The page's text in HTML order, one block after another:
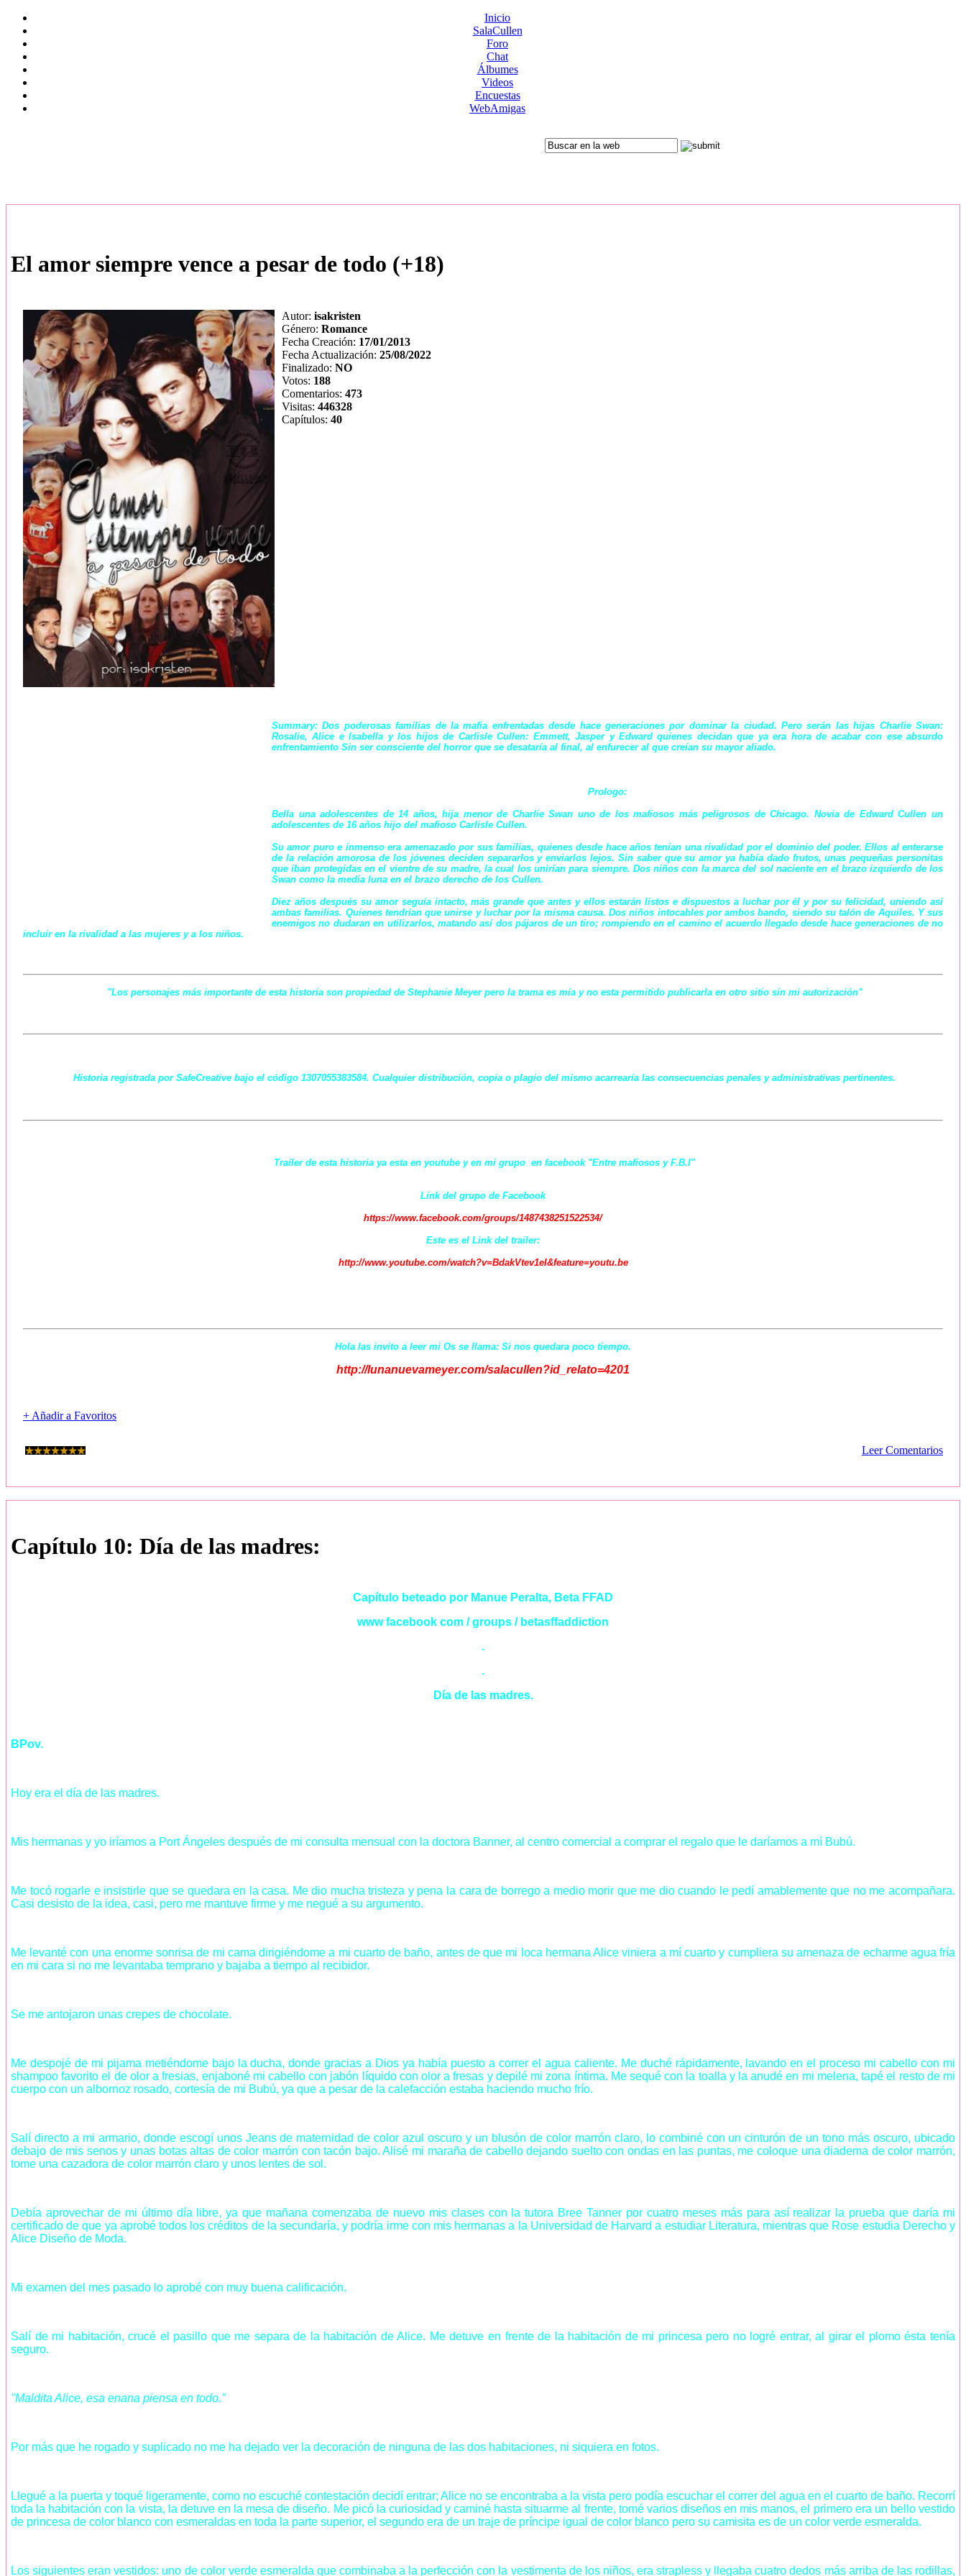
Inicio
SalaCullen
Foro
Chat
Álbumes
Videos
Encuestas
WebAmigas
El amor siempre vence a pesar de todo (+18)
Autor: isakristen
Género: Romance
Fecha Creación: 17/01/2013
Fecha Actualización: 25/08/2022
Finalizado: NO
Votos: 188
Comentarios: 473
Visitas: 446328
Capítulos: 40
Summary: Dos poderosas familias de la mafia enfrentadas desde hace generaciones por dominar la ciudad. Pero serán las hijas Charlie Swan:
Rosalie, Alice e Isabella y los hijos de Carlisle Cullen: Emmett, Jasper y Edward quienes decidan que ya era hora de acabar con ese absurdo
enfrentamiento Sin ser consciente del horror que se desataría al final, al enfurecer al que creían su mayor aliado.
Prologo:
Bella una adolescentes de 14 años, hija menor de Charlie Swan uno de los mafiosos más peligrosos de Chicago. Novia de Edward Cullen un
adolescentes de 16 años hijo del mafioso Carlisle Cullen.
Su amor puro e inmenso era amenazado por sus familias, quienes desde hace años tenían una rivalidad por el dominio del poder. Ellos al enterarse
de la relación amorosa de los jóvenes deciden separarlos y enviarlos lejos. Sin saber que su amor ya había dado frutos, unas pequeñas personitas
que iban protegidas en el vientre de su madre, la cual los unirían para siempre. Dos niños con la marca del sol naciente en el brazo izquierdo de los
Swan como la media luna en el brazo derecho de los Cullen.
Diez años después su amor seguía intacto, más grande que antes y ellos estarán listos e dispuestos a luchar por él y por su felicidad, uniendo así
ambas familias. Quienes tendrían que unirse y luchar por la misma causa. Dos niños intocables por ambos bando, siendo su talón de Aquiles. Y sus
enemigos no dudaran en utilizarlos, matando así dos pájaros de un tiro; rompiendo en el camino el acuerdo llegado desde hace generaciones de no
incluir en la rivalidad a las mujeres y a los niños.
"Los personajes más importante de esta historia son propiedad de Stephanie Meyer pero la trama es mía y no esta permitido publicarla en otro sitio sin mi autorización"
Historia registrada por SafeCreative bajo el código 1307055383584. Cualquier distribución, copia o plagio del mismo acarrearía las consecuencias penales y administrativas pertinentes.
Traíler de esta historia ya esta en youtube y en mi grupo en facebook "Entre mafiosos y F.B.I"
Link del grupo de Facebook
https://www.facebook.com/groups/1487438251522534/
Este es el Link del trailer:
http://www.youtube.com/watch?v=BdakVtev1eI&feature=youtu.be
Hola las invito a leer mi Os se llama: Si nos quedara poco tiempo.
http://lunanuevameyer.com/salacullen?id_relato=4201
+ Añadir a Favoritos
Leer Comentarios
Capítulo 10: Día de las madres:
Capítulo beteado por Manue Peralta, Beta FFAD
www facebook com / groups / betasffaddiction
.
.
Día de las madres.
BPov.
Hoy era el día de las madres.
Mis hermanas y yo iríamos a Port Ángeles después de mi consulta mensual con la doctora Banner, al centro comercial a comprar el regalo que le daríamos a mí Bubú.
Me tocó rogarle e insistirle que se quedara en la casa. Me dio mucha tristeza y pena la cara de borrego a medio morir que me dio cuando le pedí amablemente que no me acompañara.
Casi desisto de la idea, casi, pero me mantuve firme y me negué a su argumento.
Me levanté con una enorme sonrisa de mi cama dirigiéndome a mi cuarto de baño, antes de que mi loca hermana Alice viniera a mí cuarto y cumpliera su amenaza de echarme agua fría
en mi cara si no me levantaba temprano y bajaba a tiempo al recibidor.
Se me antojaron unas crepes de chocolate.
Me despojé de mi pijama metiéndome bajo la ducha, donde gracias a Dios ya había puesto a correr el agua caliente. Me duché rápidamente, lavando en el proceso mi cabello con mi
shampoo favorito el de olor a fresias, enjaboné mi cabello con jabón líquido con olor a fresas y depilé mi zona íntima. Me sequé con la toalla y la anudé en mi melena, tapé el resto de mi
cuerpo con un albornoz rosado, cortesía de mi Bubú, ya que a pesar de la calefacción estaba haciendo mucho frío.
Salí directo a mi armario, donde escogí unos Jeans de maternidad de color azul oscuro y un blusón de color marrón claro, lo combiné con un cinturón de un tono más oscuro, ubicado
debajo de mis senos y unas botas altas de color marrón con tacón bajo. Alisé mi maraña de cabello dejando suelto con ondas en las puntas, me coloque una diadema de color marrón,
tome una cazadora de color marrón claro y unos lentes de sol.
Debía aprovechar de mi último día libre, ya que mañana comenzaba de nuevo mis clases con la tutora Bree Tanner por cuatro meses más para así realizar la prueba que daría mi
certificado de que ya aprobé todos los créditos de la secundaría, y podría irme con mis hermanas a la Universidad de Harvard a estudiar Literatura, mientras que Rose estudia Derecho y
Alice Diseño de Moda.
Mi examen del mes pasado lo aprobé con muy buena calificación.
Salí de mi habitación, crucé el pasillo que me separa de la habitación de Alice. Me detuve en frente de la habitación de mi princesa pero no logré entrar, al girar el plomo ésta tenía
seguro.
"Maldita Alice, esa enana piensa en todo."
Por más que he rogado y suplicado no me ha dejado ver la decoración de ninguna de las dos habitaciones, ni siquiera en fotos.
Llegué a la puerta y toqué ligeramente, como no escuché contestación decidí entrar; Alice no se encontraba a la vista pero podía escuchar el correr del agua en el cuarto de baño. Recorrí
toda la habitación con la vista, la detuve en la mesa de diseño. Me picó la curiosidad y caminé hasta situarme al frente, tomé varios diseños en mis manos, el primero era un bello vestido
de princesa de color blanco con esmeraldas en toda la parte superior, el segundo era de un traje de príncipe igual de color blanco pero su camisita es de un color verde esmeralda.
Los siguientes eran vestidos: uno de color verde esmeralda que combinaba a la perfección con la vestimenta de los niños, era strapless y llegaba cuatro dedos más arriba de las rodillas,